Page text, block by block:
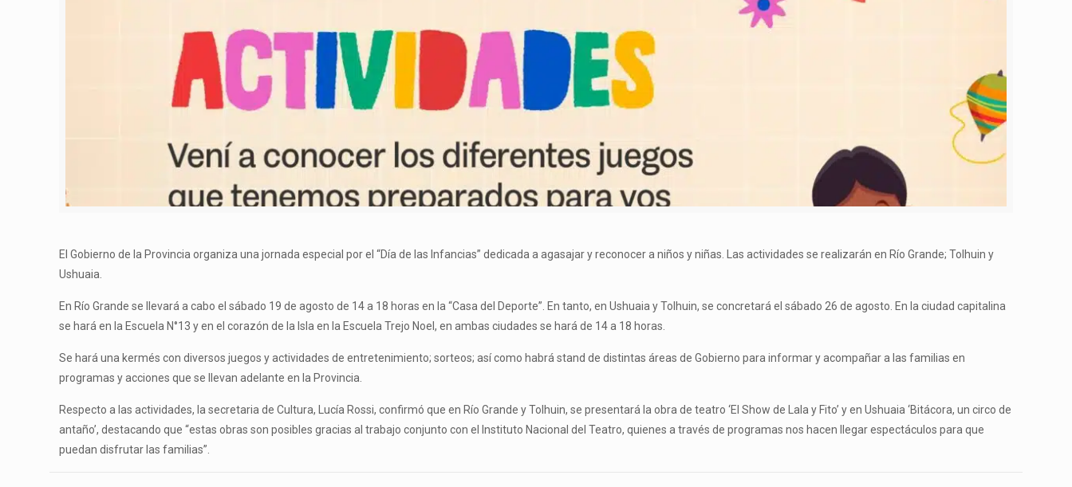
El Gobierno de la Provincia organiza una jornada especial por el “Día de las Infancias” dedicada a agasajar y reconocer a niños y niñas. Las actividades se realizarán en Río Grande; Tolhuin y
Ushuaia.
En Río Grande se llevará a cabo el sábado 19 de agosto de 14 a 18 horas en la “Casa del Deporte”. En tanto, en Ushuaia y Tolhuin, se concretará el sábado 26 de agosto. En la ciudad capitalina
se hará en la Escuela N°13 y en el corazón de la Isla en la Escuela Trejo Noel, en ambas ciudades se hará de 14 a 18 horas.
Se hará una kermés con diversos juegos y actividades de entretenimiento; sorteos; así como habrá stand de distintas áreas de Gobierno para informar y acompañar a las familias en
programas y acciones que se llevan adelante en la Provincia.
Respecto a las actividades, la secretaria de Cultura, Lucía Rossi, confirmó que en Río Grande y Tolhuin, se presentará la obra de teatro ‘El Show de Lala y Fito’ y en Ushuaia ‘Bitácora, un circo de
antaño’, destacando que “estas obras son posibles gracias al trabajo conjunto con el Instituto Nacional del Teatro, quienes a través de programas nos hacen llegar espectáculos para que
puedan disfrutar las familias”.